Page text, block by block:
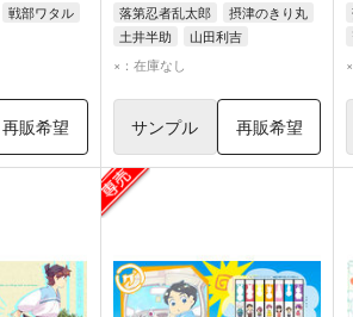
戦部ワタル
再販希望
落第忍者乱太郎
摂津のきり丸
土井半助
山田利吉
×：在庫なし
サンプル 再販希望